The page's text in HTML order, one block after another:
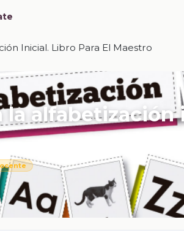
Inicial. Libro Para El Maestro
la alfabetización